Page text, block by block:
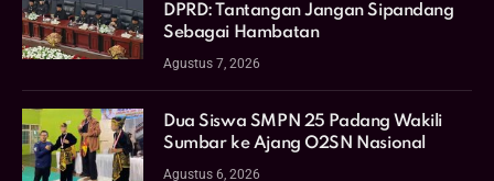
DPRD: Tantangan Jangan Sipandang
Sebagai Hambatan
Agustus 7, 2026
Dua Siswa SMPN 25 Padang Wakili
Sumbar ke Ajang O2SN Nasional
Agustus 6, 2026